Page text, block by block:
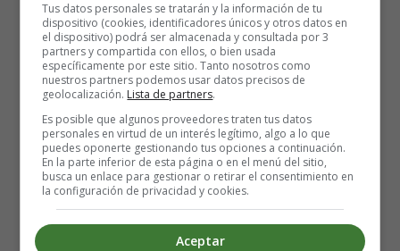
Detalles
Escrito por: Estefanía Morera
Categoría:
Ensaladas y Entrantes
Última actualización: 20 Agosto 2023
Leer más: Descubre el ingrediente secreto que
Tus datos personales se tratarán y la información de tu
dispositivo (cookies, identificadores únicos y otros datos en
el dispositivo) podrá ser almacenada y consultada por 3
partners y compartida con ellos, o bien usada
específicamente por este sitio. Tanto nosotros como
nuestros partners podemos usar datos precisos de
geolocalización. Lista de partners.
Es posible que algunos proveedores traten tus datos
personales en virtud de un interés legítimo, algo a lo que
puedes oponerte gestionando tus opciones a continuación.
En la parte inferior de esta página o en el menú del sitio,
busca un enlace para gestionar o retirar el consentimiento en
la configuración de privacidad y cookies.
Aceptar